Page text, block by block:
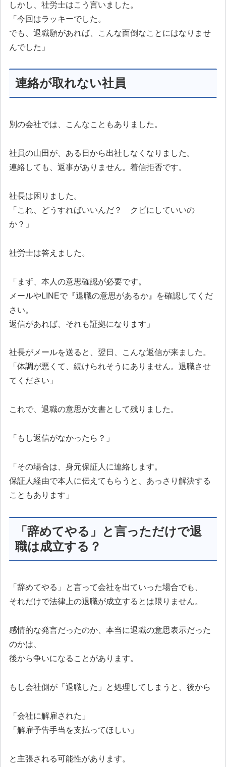
しかし、社労士はこう言いました。
「今回はラッキーでした。
でも、退職願があれば、こんな面倒なことにはなりませ
んでした」
連絡が取れない社員
別の会社では、こんなこともありました。
社員の山田が、ある日から出社しなくなりました。
連絡しても、返事がありません。着信拒否です。
社長は困りました。
「これ、どうすればいいんだ？ クビにしていいの
か？」
社労士は答えました。
「まず、本人の意思確認が必要です。
メールやLINEで『退職の意思があるか』を確認してくだ
さい。
返信があれば、それも証拠になります」
社長がメールを送ると、翌日、こんな返信が来ました。
「体調が悪くて、続けられそうにありません。退職させ
てください」
これで、退職の意思が文書として残りました。
「もし返信がなかったら？」
「その場合は、身元保証人に連絡します。
保証人経由で本人に伝えてもらうと、あっさり解決する
こともあります」
「辞めてやる」と言っただけで退
職は成立する？
「辞めてやる」と言って会社を出ていった場合でも、
それだけで法律上の退職が成立するとは限りません。
感情的な発言だったのか、本当に退職の意思表示だった
のかは、
後から争いになることがあります。
もし会社側が「退職した」と処理してしまうと、後から
「会社に解雇された」
「解雇予告手当を支払ってほしい」
と主張される可能性があります。